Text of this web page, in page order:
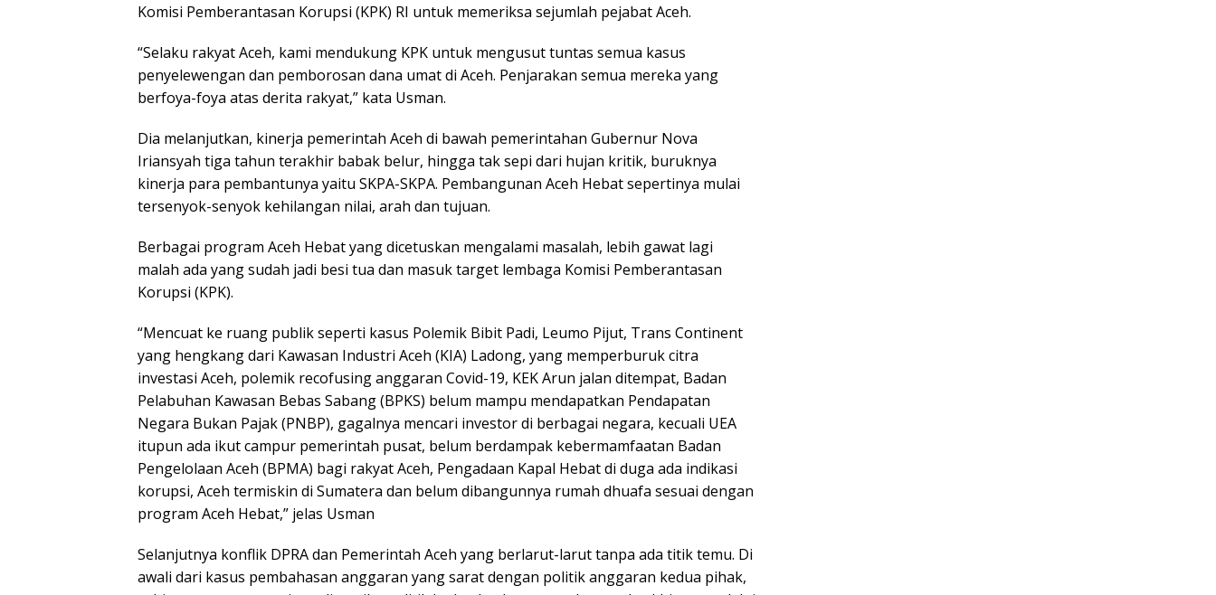
Komisi Pemberantasan Korupsi (KPK) RI untuk memeriksa sejumlah pejabat Aceh.
“Selaku rakyat Aceh, kami mendukung KPK untuk mengusut tuntas semua kasus
penyelewengan dan pemborosan dana umat di Aceh. Penjarakan semua mereka yang
berfoya-foya atas derita rakyat,” kata Usman.
Dia melanjutkan, kinerja pemerintah Aceh di bawah pemerintahan Gubernur Nova
Iriansyah tiga tahun terakhir babak belur, hingga tak sepi dari hujan kritik, buruknya
kinerja para pembantunya yaitu SKPA-SKPA. Pembangunan Aceh Hebat sepertinya mulai
tersenyok-senyok kehilangan nilai, arah dan tujuan.
Berbagai program Aceh Hebat yang dicetuskan mengalami masalah, lebih gawat lagi
malah ada yang sudah jadi besi tua dan masuk target lembaga Komisi Pemberantasan
Korupsi (KPK).
“Mencuat ke ruang publik seperti kasus Polemik Bibit Padi, Leumo Pijut, Trans Continent
yang hengkang dari Kawasan Industri Aceh (KIA) Ladong, yang memperburuk citra
investasi Aceh, polemik recofusing anggaran Covid-19, KEK Arun jalan ditempat, Badan
Pelabuhan Kawasan Bebas Sabang (BPKS) belum mampu mendapatkan Pendapatan
Negara Bukan Pajak (PNBP), gagalnya mencari investor di berbagai negara, kecuali UEA
itupun ada ikut campur pemerintah pusat, belum berdampak kebermamfaatan Badan
Pengelolaan Aceh (BPMA) bagi rakyat Aceh, Pengadaan Kapal Hebat di duga ada indikasi
korupsi, Aceh termiskin di Sumatera dan belum dibangunnya rumah dhuafa sesuai dengan
program Aceh Hebat,” jelas Usman
Selanjutnya konflik DPRA dan Pemerintah Aceh yang berlarut-larut tanpa ada titik temu. Di
awali dari kasus pembahasan anggaran yang sarat dengan politik anggaran kedua pihak,